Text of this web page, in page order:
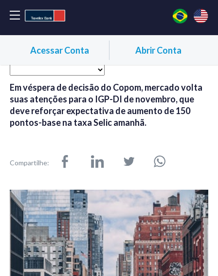
Acessar Conta Abrir Conta
Em véspera de decisão do Copom, mercado volta
suas atenções para o IGP-DI de novembro, que
deve reforçar expectativa de aumento de 150
pontos-base na taxa Selic amanhã.
Compartilhe: